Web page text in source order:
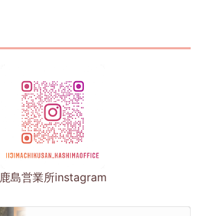
鹿島営業所instagram